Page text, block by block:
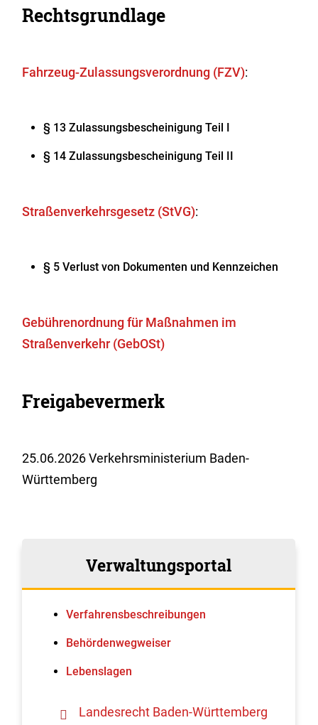
Rechtsgrundlage
Fahrzeug-Zulassungsverordnung (FZV):
§ 13 Zulassungsbescheinigung Teil I
§ 14 Zulassungsbescheinigung Teil II
Straßenverkehrsgesetz (StVG):
§ 5 Verlust von Dokumenten und Kennzeichen
Gebührenordnung für Maßnahmen im
Straßenverkehr (GebOSt)
Freigabevermerk
25.06.2026 Verkehrsministerium Baden-
Württemberg
Verwaltungsportal
Verfahrens­beschreibungen
Behördenwegweiser
Lebenslagen
Landesrecht Baden-Württemberg